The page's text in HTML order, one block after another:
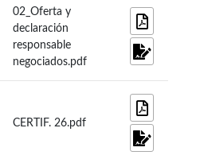
02_Oferta y
declaración
responsable
negociados.pdf
CERTIF. 26.pdf